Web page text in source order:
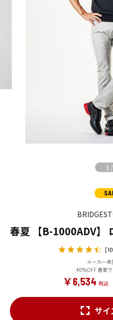
3 /
春夏 【B-1000ADV】
メーカー
40%OFF 春夏
￥6,534
サイ